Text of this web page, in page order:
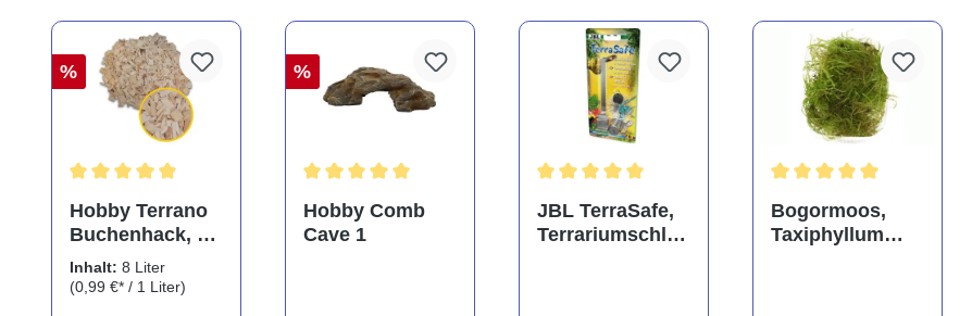
%
Hobby Terrano
Buchenhack, 8
Liter
Inhalt: 8 Liter
(0,99 €* / 1 Liter)
%
Hobby Comb
Cave 1
JBL TerraSafe,
Terrariumschlos
Bogormoos,
Taxiphyllum